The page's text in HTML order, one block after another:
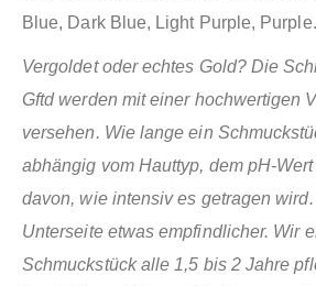
Blue, Dark Blue, Light Purple, Purple.
Vergoldet oder echtes Gold? Die
Gftd werden mit einer hochwertigen
versehen. Wie lange ein
abhängig vom Hauttyp, dem pH-
davon, wie intensiv es getragen
Unterseite etwas empfindlicher. Wir
Schmuckstück alle 1,5 bis 2 Jahre